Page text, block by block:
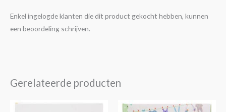
Enkel ingelogde klanten die dit product gekocht hebben, kunnen
een beoordeling schrijven.
Gerelateerde producten